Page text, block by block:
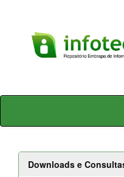
Skip
Downloads e